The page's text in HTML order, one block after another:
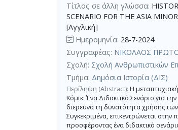
σύνολο
σελίδων
1.
Εφαρμοζόμενα
κριτήρια
αναζήτησης:
ψηφιακό
κόμικ
Ακύρωση
των
κριτηρίων
αναζήτησης
Περιορισμός
αποτελεσμάτων
Τίτλος σε άλλη γλώσσα:
SCENARIO FOR THE ASIA
[Αγγλική]
Ημερομηνία: 28-7-2024
Συγγραφέας: ΝΙΚΟΛΑΟΣ
Σχολή: Σχολή Ανθρωπιστικών
Τμήμα: Δημόσια Ιστορία (ΔΙΣ)
Περίληψη (Abstract): Η
Κόμικ: Ένα Διδακτικό Σενάριο για
διερευνά τη δυνατότητα χρήσης
Συγκεκριμένα, επικεντρώνεται
προσφέροντας ένα διδακτικό